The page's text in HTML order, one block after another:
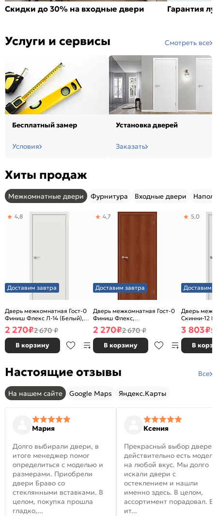
Скидки до 30% на входные двери Гарантия
Услуги и сервисы Смотреть все
Бесплатный замер
Условия
Установка дверей
Заказать
Хиты продаж
Межкомнатные двери Фурнитура Входные двери
Доставим завтра
Дверь межкомнатная Гост-0
Финиш Флекс Л-14 (Белый),
глухая, каркасно-щитовая
4,8
2 270₽2 670 ₽
В корзину
Доставим завтра
Дверь межкомнатная Гост-0
Финиш Флекс,
Ламинированные Л-11
(ИталОрех), глухая, каркасно-
щитовая
4,7
2 270₽2 670 ₽
В корзину
Доставим
Дверь
Скинни-12
глухая,
5,0
3 803₽5
В
Настоящие отзывы Все
На нашем сайте Google Maps Яндекс.Карты
Мария
Долго выбирали двери, в
итоге менеджер помог
определиться с моделью и
размерами. Приобрели
двери Браво со
стеклянными вставками. В
целом, покупка прошла
гладко,...
Ксения
Прекрасный выбор
действительно есть модели
на любой вкус. Мы долго
искали двери с
остеклением и нашли
именно здесь. В целом,
ассортимент порадовал. В
ит...